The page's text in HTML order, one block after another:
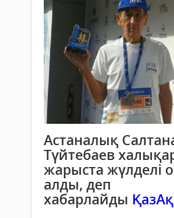
Астаналық
Түйтебаев
жарыста жүлделі
алды, деп
хабарлайды